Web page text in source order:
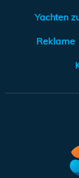
Yachten
Reklame